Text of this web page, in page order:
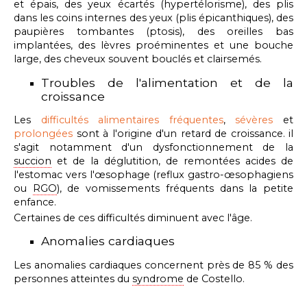
et épais, des yeux écartés (hypertélorisme), des plis
dans les coins internes des yeux (plis épicanthiques), des
paupières tombantes (ptosis), des oreilles bas
implantées, des lèvres proéminentes et une bouche
large, des cheveux souvent bouclés et clairsemés.
Troubles de l'alimentation et de la
croissance
Les difficultés alimentaires fréquentes,sévères et
prolongées sont à l'origine d'un retard de croissance. il
s'agit notamment d'un dysfonctionnement de la
succion et de la déglutition, de remontées acides de
l'estomac vers l'œsophage (reflux gastro-œsophagiens
ou RGO), de vomissements fréquentsdans la petite
enfance.
Certaines de ces difficultés diminuent avec l'âge.
Anomalies cardiaques
Les anomalies cardiaques concernent près de 85 % des
personnes atteintes du syndrome de Costello.